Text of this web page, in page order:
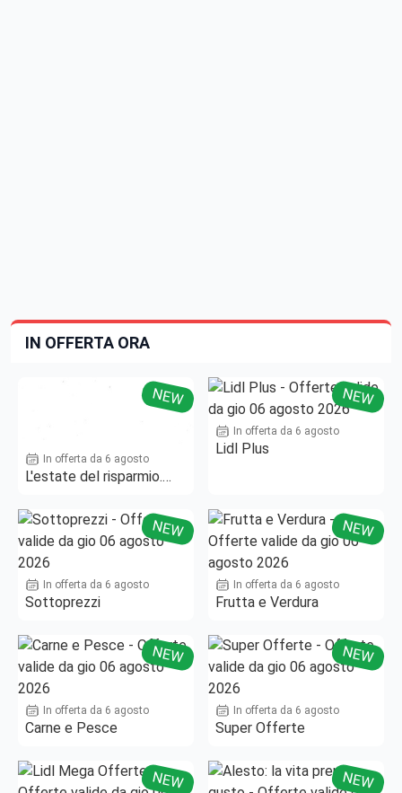
IN OFFERTA ORA
NEW
In offerta da 6 agosto
L'estate del risparmio.
NEW
In offerta da 6 agosto
Lidl Plus
NEW
In offerta da 6 agosto
Sottoprezzi
NEW
In offerta da 6 agosto
Frutta e Verdura
NEW
In offerta da 6 agosto
Carne e Pesce
NEW
In offerta da 6 agosto
Super Offerte
NEW NEW